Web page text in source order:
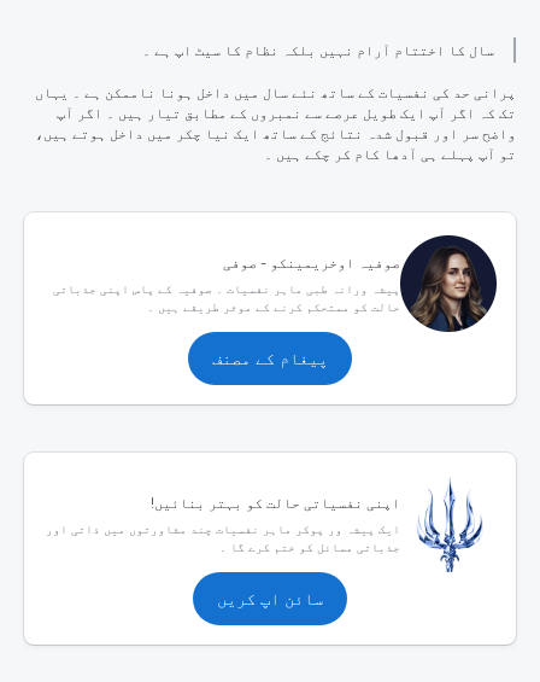
سال کا اختتام آرام نہیں بلکہ نظام کا سیٹ اپ ہے ۔
پرانی حد کی نفسیات کے ساتھ نئے سال میں داخل ہونا ناممکن ہے ۔ یہاں
تک کہ اگر آپ ایک طویل عرصے سے نمبروں کے مطابق تیار ہیں ۔ اگر آپ
واضح سر اور قبول شدہ نتائج کے ساتھ ایک نیا چکر میں داخل ہوتے ہیں،
تو آپ پہلے ہی آدھا کام کر چکے ہیں ۔
صوفیہ اوخریمینکو - صوفی
پیشہ ورانہ طبی ماہر نفسیات ۔ صوفیہ کے پاس اپنی جذباتی
حالت کو مستحکم کرنے کے موثر طریقے ہیں ۔
پیغام کے مصنف
اپنی نفسیاتی حالت کو بہتر بنائیں!
ایک پیشہ ور پوکر ماہر نفسیات چند مشاورتوں میں ذاتی اور
جذباتی مسائل کو ختم کرے گا ۔
سائن اپ کریں